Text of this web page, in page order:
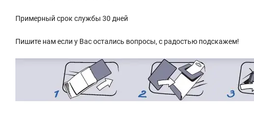
Примерный срок службы 30 дней
Пишите нам если у Вас остались вопросы, с радостью подскажем!